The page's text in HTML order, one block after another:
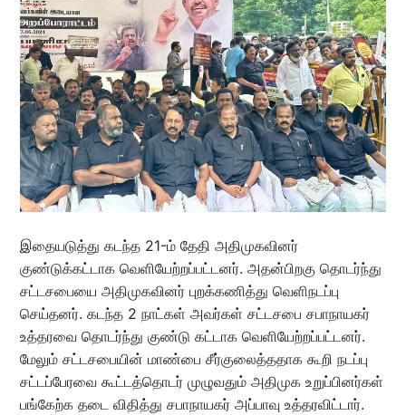
இதையடுத்து கடந்த 21-ம் தேதி அதிமுகவினர்
குண்டுக்கட்டாக வெளியேற்றப்பட்டனர். அதன்பிறகு தொடர்ந்து
சட்டசபையை அதிமுகவினர் புறக்கணித்து வெளிநடப்பு
செய்தனர். கடந்த 2 நாட்கள் அவர்கள் சட்டசபை சபாநாயகர்
உத்தரவை தொடர்ந்து குண்டு கட்டாக வெளியேற்றப்பட்டனர்.
மேலும் சட்டசபையின் மாண்பை சீர்குலைத்ததாக கூறி நடப்பு
சட்டப்பேரவை கூட்டத்தொடர் முழுவதும் அதிமுக உறுப்பினர்கள்
பங்கேற்க தடை விதித்து சபாநாயகர் அப்பாவு உத்தரவிட்டார்.